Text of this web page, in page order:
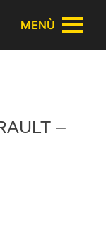
MENÙ
–